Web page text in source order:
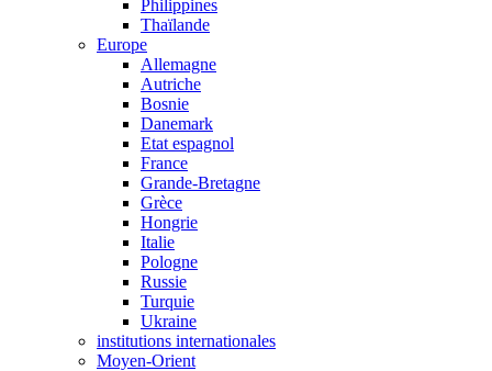
Philippines
Thaïlande
Europe
Allemagne
Autriche
Bosnie
Danemark
Etat espagnol
France
Grande-Bretagne
Grèce
Hongrie
Italie
Pologne
Russie
Turquie
Ukraine
institutions internationales
Moyen-Orient